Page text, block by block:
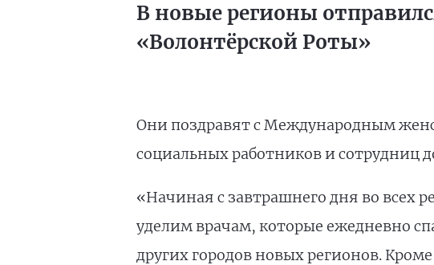
В новые регионы
«Волонтёрской Роты»
Они поздравят с Международным
социальных работников и сотрудниц
«Начиная с завтрашнего дня во всех
уделим врачам, которые ежедневно
других городов новых регионов.